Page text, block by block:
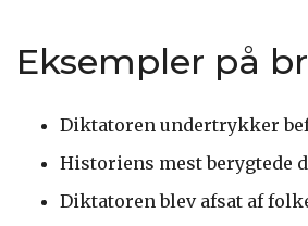
Eksempler på
Diktatoren undertrykker
Historiens mest berygtede
Diktatoren blev afsat af